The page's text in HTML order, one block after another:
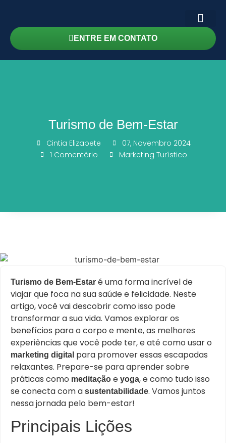
ENTRE EM CONTATO
Turismo de Bem-Estar
Cintia Elizabete
07, Novembro 2024
1 Comentário
Marketing Turístico
Turismo de Bem-Estar é uma forma incrível de
viajar que foca na sua saúde e felicidade. Neste
artigo, você vai descobrir como isso pode
transformar a sua vida. Vamos explorar os
benefícios para o corpo e mente, as melhores
experiências que você pode ter, e até como usar o
marketing digital para promover essas escapadas
relaxantes. Prepare-se para aprender sobre
práticas como meditação e yoga, e como tudo isso
se conecta com a sustentabilidade. Vamos juntos
nessa jornada pelo bem-estar!
Principais Lições